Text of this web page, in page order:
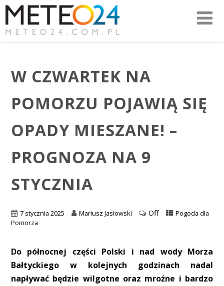
W CZWARTEK NA
POMORZU POJAWIĄ SIĘ
OPADY MIESZANE! –
PROGNOZA NA 9
STYCZNIA
7 stycznia 2025 Mariusz Jasłowski Off
Pogoda dla
Pomorza
Do północnej części Polski i nad wody Morza
Bałtyckiego w kolejnych godzinach nadal
napływać będzie wilgotne oraz mroźne i bardzo